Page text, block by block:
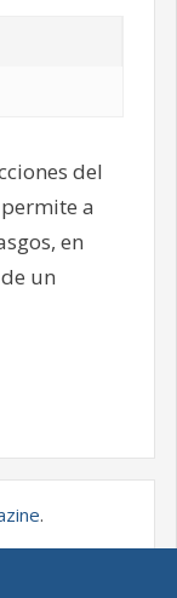
del
a
en
un
.